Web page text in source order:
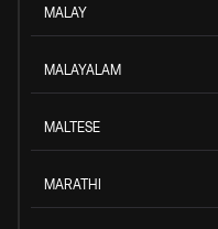
MALAY
MALAYALAM
MALTESE
MARATHI